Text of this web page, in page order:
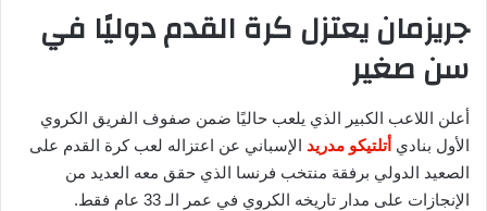
جريزمان يعتزل كرة القدم دوليًا في
سن صغير
أعلن اللاعب الكبير الذي يلعب حاليًا ضمن صفوف الفريق الكروي
الأول بنادي أتلتيكو مدريد الإسباني عن اعتزاله لعب كرة القدم على
الصعيد الدولي برفقة منتخب فرنسا الذي حقق معه العديد من
الإنجازات على مدار تاريخه الكروي في عمر الـ 33 عام فقط.